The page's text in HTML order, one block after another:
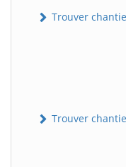
Trouver
Trouver